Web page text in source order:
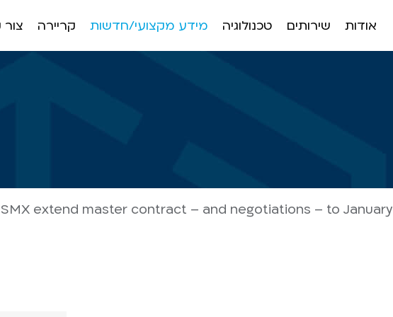
אודות שירותים טכנולוגיה מידע מקצועי/חדשות קריירה
extend master contract – and negotiations – to January